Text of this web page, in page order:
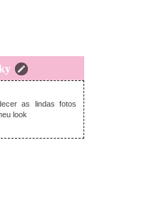
terça-feira, maio 10, 2016
as lindas fotos
look